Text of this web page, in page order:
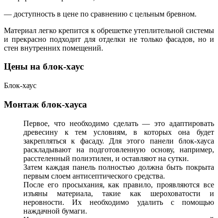
— доступность в цене по сравнению с цельным бревном.
Материал легко крепится к обрешетке утеплительной системы
и прекрасно подходит для отделки не только фасадов, но и
стен внутренних помещений.
Цены на блок-хаус
Блок-хаус
Монтаж блок-хауса
Первое, что необходимо сделать — это адаптировать
древесину к тем условиям, в которых она будет
закрепляться к фасаду. Для этого панели блок-хауса
раскладывают на подготовленную основу, например,
расстеленный полиэтилен, и оставляют на сутки.
Затем каждая панель полностью должна быть покрыта
первым слоем антисептического средства.
После его просыхания, как правило, проявляются все
изъяны материала, такие как шероховатости и
неровности. Их необходимо удалить с помощью
наждачной бумаги.